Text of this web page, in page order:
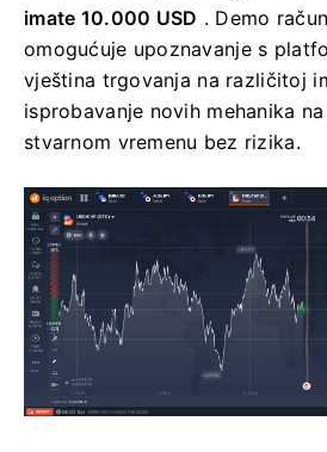
imate 10.000 USD . Demo
omogućuje upoznavanje s
vještina trgovanja na različitoj
isprobavanje novih mehanika
stvarnom vremenu bez rizika.